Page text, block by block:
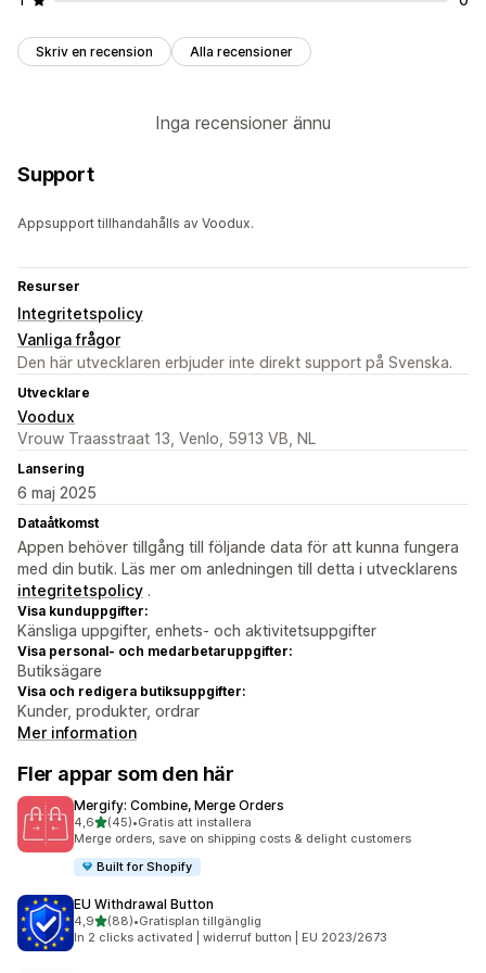
Skriv en recension Alla recensioner
Inga recensioner ännu
Support
Appsupport tillhandahålls av Voodux.
Resurser
Integritetspolicy
Vanliga frågor
Den här utvecklaren erbjuder inte direkt support på Svenska.
Utvecklare
Voodux
Vrouw Traasstraat 13, Venlo, 5913 VB, NL
Lansering
6 maj 2025
Dataåtkomst
Appen behöver tillgång till följande data för att kunna fungera
med din butik. Läs mer om anledningen till detta i utvecklarens
integritetspolicy .
Visa kunduppgifter:
Känsliga uppgifter, enhets- och aktivitetsuppgifter
Visa personal- och medarbetaruppgifter:
Butiksägare
Visa och redigera butiksuppgifter:
Kunder, produkter, ordrar
Mer information
Fler appar som den här
Mergify: Combine, Merge Orders
4,6av 5 stjärnor
(45)
45 recensioner totalt
•Gratis att installera
Merge orders, save on shipping costs & delight customers
Built for Shopify
EU Withdrawal Button
4,9av 5 stjärnor
(88)
88 recensioner totalt
•Gratisplan tillgänglig
In 2 clicks activated | widerruf button | EU 2023/2673